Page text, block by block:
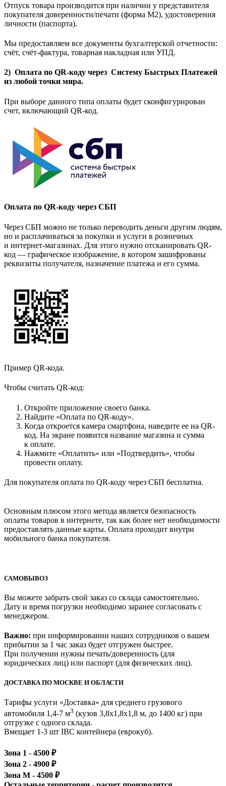
Отпуск товара производится при наличии у представителя
покупателя доверенности/печати (форма M2), удостоверения
личности (паспорта).
Мы предоставляем все документы бухгалтерской отчетности:
счёт, счёт-фактура, товарная накладная или УПД.
2) Оплата по QR-коду через Систему Быстрых Платежей
из любой точки мира.
При выборе данного типа оплаты будет сконфигурирован
счет, включающий QR-код.
Оплата по QR-коду через СБП
Через СБП можно не только переводить деньги другим людям,
но и расплачиваться за покупки и услуги в розничных
и интернет-магазинах. Для этого нужно отсканировать QR-
код — графическое изображение, в котором зашифрованы
реквизиты получателя, назначение платежа и его сумма.
Пример QR-кода.
Чтобы считать QR-код:
Откройте приложение своего банка.
Найдите «Оплата по QR-коду».
Когда откроется камера смартфона, наведите ее на QR-
код. На экране появится название магазина и сумма
к оплате.
Нажмите «Оплатить» или «Подтвердить», чтобы
провести оплату.
Для покупателя оплата по QR-коду через СБП бесплатна.
Основным плюсом этого метода является безопасность
оплаты товаров в интернете, так как более нет необходимости
предоставлять данные карты. Оплата проходит внутри
мобильного банка покупателя.
САМОВЫВОЗ
Вы можете забрать свой заказ со склада самостоятельно.
Дату и время погрузки необходимо заранее согласовать с
менеджером.
Важно: при информировании наших сотрудников о вашем
прибытии за 1 час заказ будет отгружен быстрее.
При получении нужны печать/доверенность (для
юридических лиц) или паспорт (для физических лиц).
ДОСТАВКА ПО МОСКВЕ И ОБЛАСТИ
Тарифы услуги «Доставка» для среднего грузового
автомобиля 1,4-7 м3 (кузов 3,8x1,8x1,8 м, до 1400 кг) при
отгрузке с одного склада.
Вмещает 1-3 шт IBC контейнера (еврокуб).
Зона 1 - 4500 ₽
Зона 2 - 4900 ₽
Зона М - 4500 ₽